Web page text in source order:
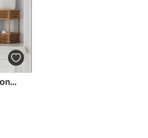
Versión con rayas repetidas en tonos grises y azules